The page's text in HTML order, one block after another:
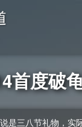
首度破